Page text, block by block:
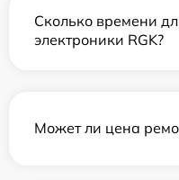
Сколько времени
электроники RGK?
Может ли цена